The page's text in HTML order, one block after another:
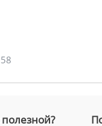
полезной?